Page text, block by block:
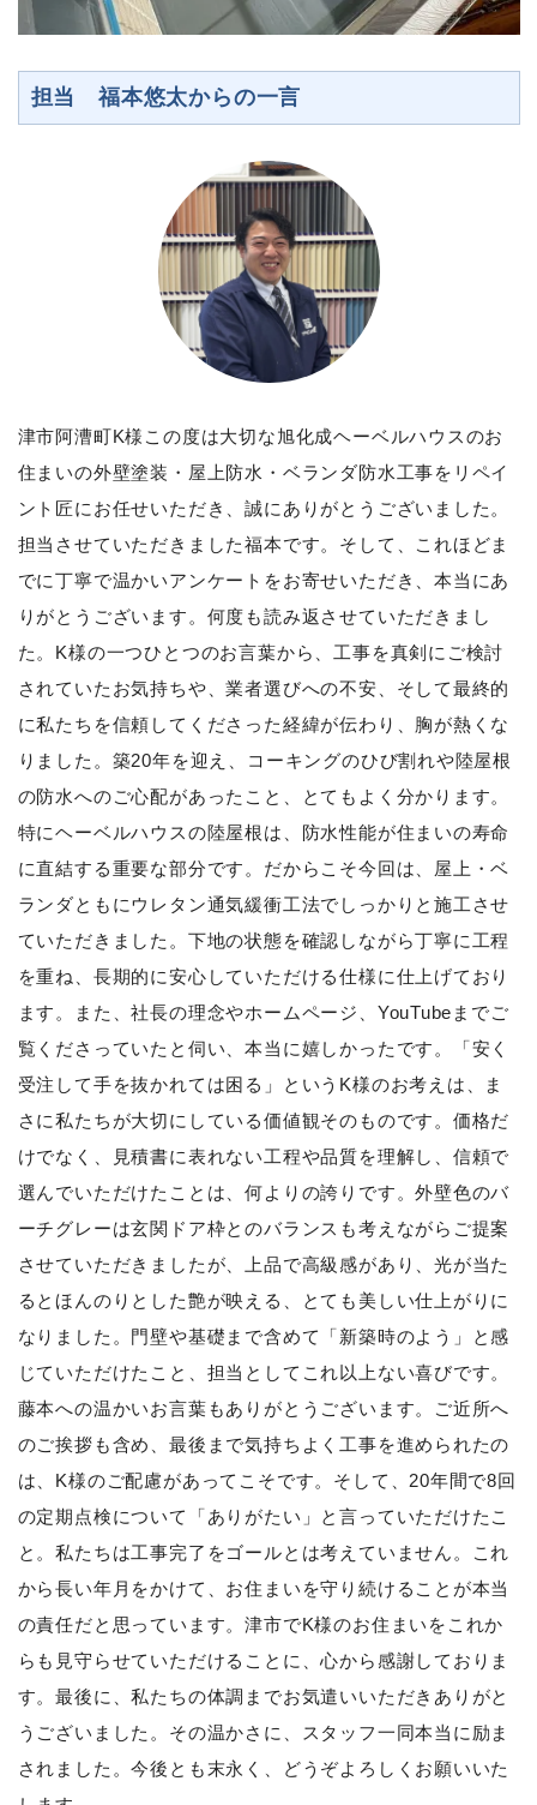
担当 福本悠太からの一言
津市阿漕町K様この度は大切な旭化成ヘーベルハウスのお
住まいの外壁塗装・屋上防水・ベランダ防水工事をリペイ
ント匠にお任せいただき、誠にありがとうございました。
担当させていただきました福本です。そして、これほどま
でに丁寧で温かいアンケートをお寄せいただき、本当にあ
りがとうございます。何度も読み返させていただきまし
た。K様の一つひとつのお言葉から、工事を真剣にご検討
されていたお気持ちや、業者選びへの不安、そして最終的
に私たちを信頼してくださった経緯が伝わり、胸が熱くな
りました。築20年を迎え、コーキングのひび割れや陸屋根
の防水へのご心配があったこと、とてもよく分かります。
特にヘーベルハウスの陸屋根は、防水性能が住まいの寿命
に直結する重要な部分です。だからこそ今回は、屋上・ベ
ランダともにウレタン通気緩衝工法でしっかりと施工させ
ていただきました。下地の状態を確認しながら丁寧に工程
を重ね、長期的に安心していただける仕様に仕上げており
ます。また、社長の理念やホームページ、YouTubeまでご
覧くださっていたと伺い、本当に嬉しかったです。「安く
受注して手を抜かれては困る」というK様のお考えは、ま
さに私たちが大切にしている価値観そのものです。価格だ
けでなく、見積書に表れない工程や品質を理解し、信頼で
選んでいただけたことは、何よりの誇りです。外壁色のバ
ーチグレーは玄関ドア枠とのバランスも考えながらご提案
させていただきましたが、上品で高級感があり、光が当た
るとほんのりとした艶が映える、とても美しい仕上がりに
なりました。門壁や基礎まで含めて「新築時のよう」と感
じていただけたこと、担当としてこれ以上ない喜びです。
藤本への温かいお言葉もありがとうございます。ご近所へ
のご挨拶も含め、最後まで気持ちよく工事を進められたの
は、K様のご配慮があってこそです。そして、20年間で8回
の定期点検について「ありがたい」と言っていただけたこ
と。私たちは工事完了をゴールとは考えていません。これ
から長い年月をかけて、お住まいを守り続けることが本当
の責任だと思っています。津市でK様のお住まいをこれか
らも見守らせていただけることに、心から感謝しておりま
す。最後に、私たちの体調までお気遣いいただきありがと
うございました。その温かさに、スタッフ一同本当に励ま
されました。今後とも末永く、どうぞよろしくお願いいた